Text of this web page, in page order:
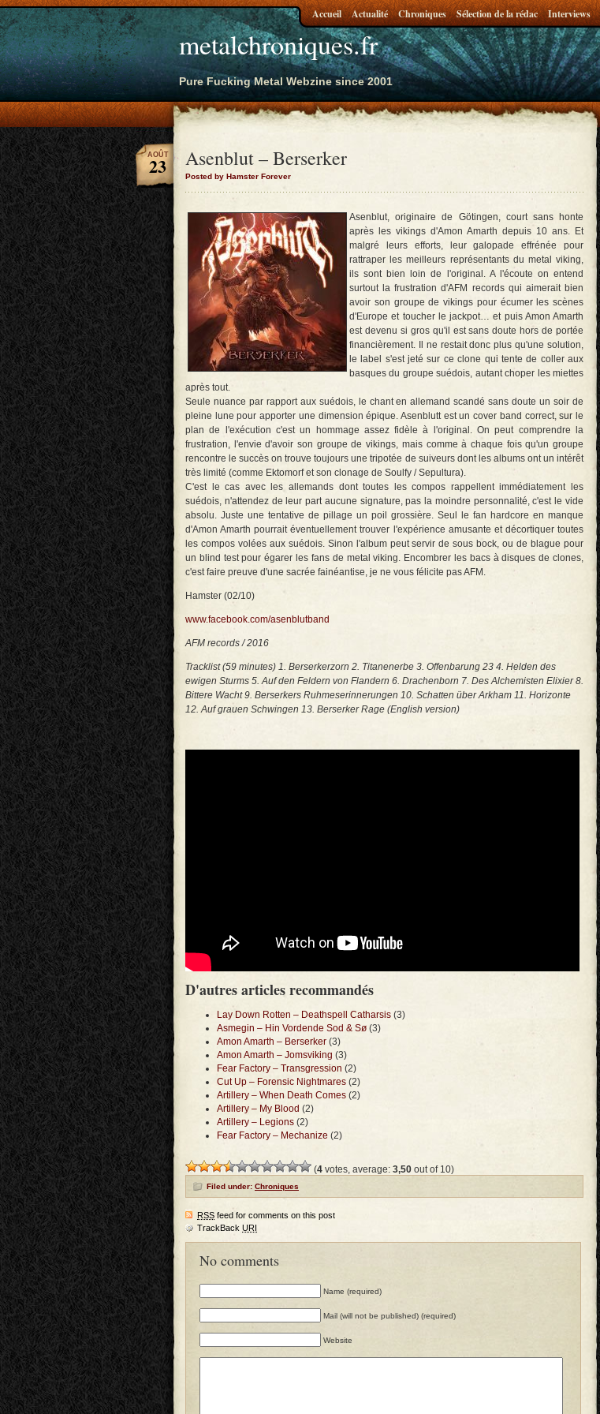
metalchroniques.fr
Pure Fucking Metal Webzine since 2001
Accueil Actualité Chroniques Sélection de la rédac Interviews
Asenblut – Berserker
Posted by Hamster Forever
AOÛT
23
Asenblut, originaire de Götingen, court sans honte
après les vikings d'Amon Amarth depuis 10 ans. Et
malgré leurs efforts, leur galopade effrénée pour
rattraper les meilleurs représentants du metal viking,
ils sont bien loin de l'original. A l'écoute on entend
surtout la frustration d'AFM records qui aimerait bien
avoir son groupe de vikings pour écumer les scènes
d'Europe et toucher le jackpot… et puis Amon Amarth
est devenu si gros qu'il est sans doute hors de portée
financièrement. Il ne restait donc plus qu'une solution,
le label s'est jeté sur ce clone qui tente de coller aux
basques du groupe suédois, autant choper les miettes
après tout.
Seule nuance par rapport aux suédois, le chant en allemand scandé sans doute un soir de
pleine lune pour apporter une dimension épique. Asenblutt est un cover band correct, sur le
plan de l'exécution c'est un hommage assez fidèle à l'original. On peut comprendre la
frustration, l'envie d'avoir son groupe de vikings, mais comme à chaque fois qu'un groupe
rencontre le succès on trouve toujours une tripotée de suiveurs dont les albums ont un intérêt
très limité (comme Ektomorf et son clonage de Soulfy / Sepultura).
C'est le cas avec les allemands dont toutes les compos rappellent immédiatement les
suédois, n'attendez de leur part aucune signature, pas la moindre personnalité, c'est le vide
absolu. Juste une tentative de pillage un poil grossière. Seul le fan hardcore en manque
d'Amon Amarth pourrait éventuellement trouver l'expérience amusante et décortiquer toutes
les compos volées aux suédois. Sinon l'album peut servir de sous bock, ou de blague pour
un blind test pour égarer les fans de metal viking. Encombrer les bacs à disques de clones,
c'est faire preuve d'une sacrée fainéantise, je ne vous félicite pas AFM.
Hamster (02/10)
www.facebook.com/asenblutband
AFM records / 2016
Tracklist (59 minutes) 1. Berserkerzorn 2. Titanenerbe 3. Offenbarung 23 4. Helden des
ewigen Sturms 5. Auf den Feldern von Flandern 6. Drachenborn 7. Des Alchemisten Elixier 8.
Bittere Wacht 9. Berserkers Ruhmeserinnerungen 10. Schatten über Arkham 11. Horizonte
12. Auf grauen Schwingen 13. Berserker Rage (English version)
D'autres articles recommandés
Lay Down Rotten – Deathspell Catharsis (3)
Asmegin – Hin Vordende Sod & Sø (3)
Amon Amarth – Berserker (3)
Amon Amarth – Jomsviking (3)
Fear Factory – Transgression (2)
Cut Up – Forensic Nightmares (2)
Artillery – When Death Comes (2)
Artillery – My Blood (2)
Artillery – Legions (2)
Fear Factory – Mechanize (2)
(4 votes, average: 3,50 out of 10)
Filed under: Chroniques
RSS feed for comments on this post
TrackBack URI
No comments
Name (required)
Mail (will not be published) (required)
Website